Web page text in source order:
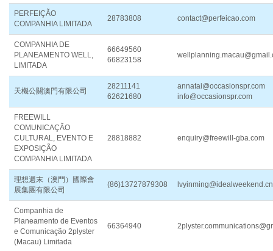
PERFEIÇÃO
COMPANHIA LIMITADA
28783808 contact@perfeicao.com
COMPANHIA DE
PLANEAMENTO WELL,
LIMITADA
66649560
66823158
天機公關澳門有限公司
28211141
62621680
annatai@occasionspr.com
info@occasionspr.com
FREEWILL
COMUNICAÇÃO
CULTURAL, EVENTO E
EXPOSIÇÃO
COMPANHIA LIMITADA
28818882 enquiry@freewill-gba.com
理想週末（澳門）國際會
展集團有限公司
(86)13727879308 lvyinming@idealweekend.cn
Companhia de
Planeamento de Eventos
e Comunicação 2plyster
(Macau) Limitada
66364940